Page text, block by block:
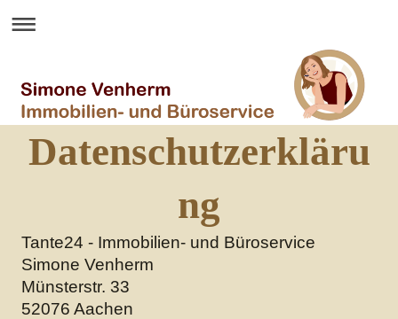
Datenschutzerkläru
ng
Tante24 - Immobilien- und Büroservice
Simone Venherm
Münsterstr. 33
52076 Aachen